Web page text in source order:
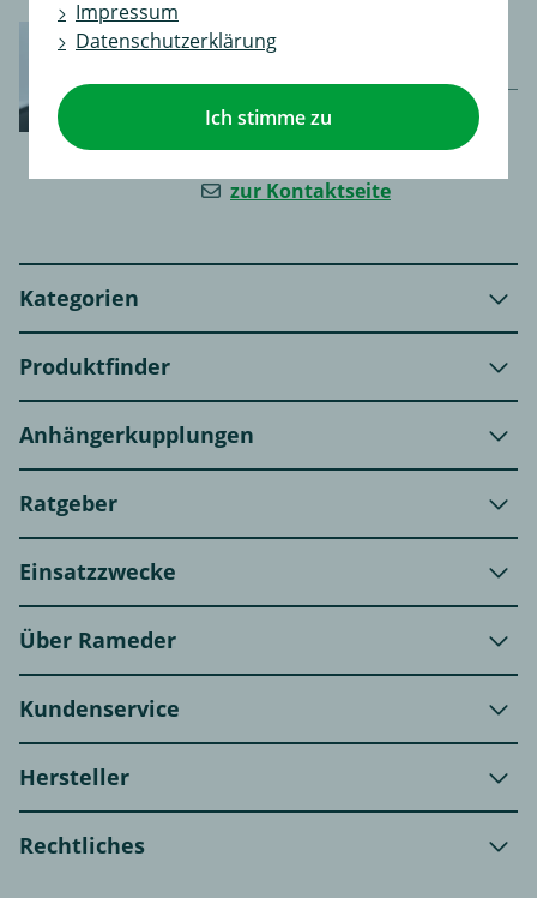
Montag - Freitag 8-17 Uhr |
0367 343 5487
0367 343 5315
zur Kontaktseite
Kategorien
Produktfinder
Anhängerkupplungen
Ratgeber
Einsatzzwecke
Über Rameder
Kundenservice
Hersteller
Rechtliches
Impressum
Datenschutzerklärung
Ich stimme zu